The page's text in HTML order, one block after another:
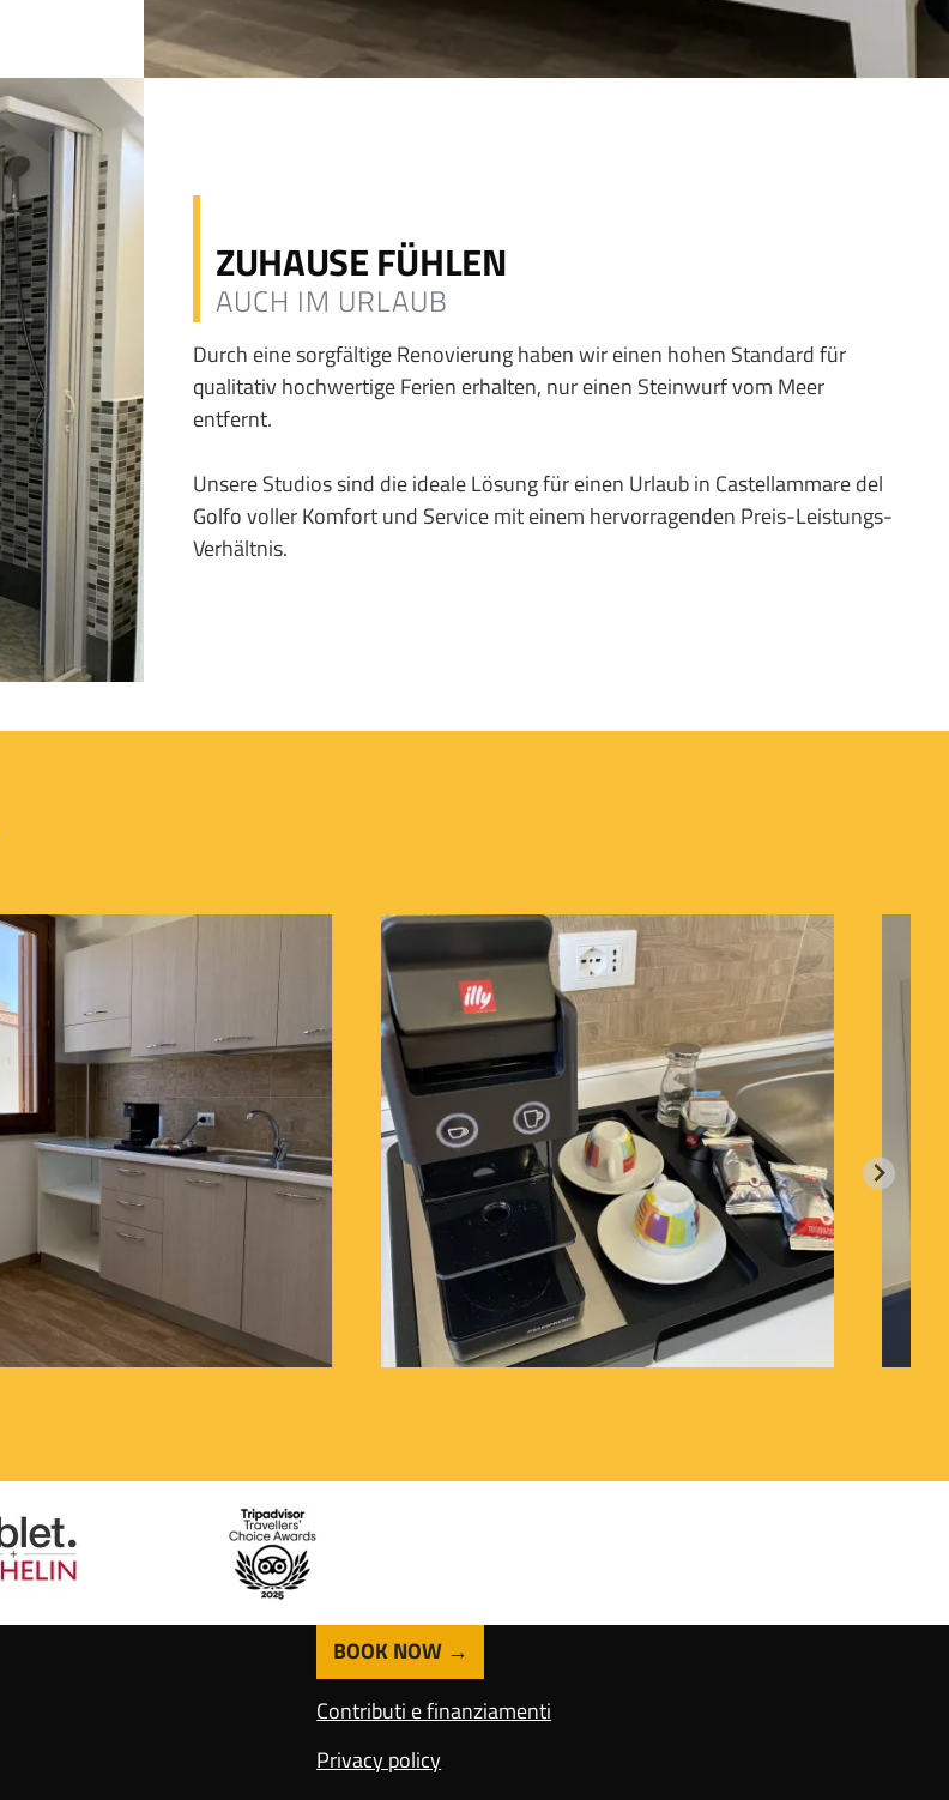
ZUHAUSE FÜHLEN
AUCH IM URLAUB
Durch eine sorgfältige Renovierung haben wir einen hohen Standard für
qualitativ hochwertige Ferien erhalten, nur einen Steinwurf vom Meer
entfernt.
Unsere Studios sind die ideale Lösung für einen Urlaub in Castellammare del
Golfo voller Komfort und Service mit einem hervorragenden Preis-Leistungs-
Verhältnis.
o
o
t
e
BOOK NOW
Contributi e finanziamenti
Privacy policy